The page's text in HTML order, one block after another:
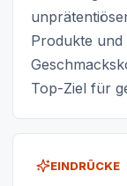
Produkte und
Top-Ziel für
EINDRÜCKE